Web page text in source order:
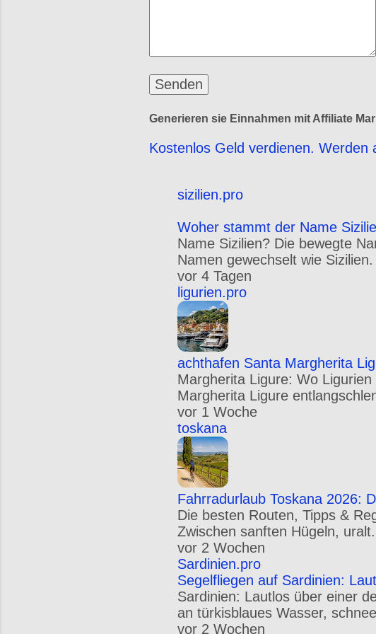
Generieren sie Einnahmen mit Affiliate
Kostenlos Geld verdienen. Werden
sizilien.pro
Woher stammt der Name
Name Sizilien? Die bewegte
Namen gewechselt wie
vor 4 Tagen
ligurien.pro
achthafen Santa Margherita
Margherita Ligure: Wo
Margherita Ligure
vor 1 Woche
toskana
Fahrradurlaub Toskana 2026:
Die besten Routen, Tipps &
Zwischen sanften Hügeln,
vor 2 Wochen
Sardinien.pro
Segelfliegen auf Sardinien:
Sardinien: Lautlos über einer
an türkisblaues Wasser,
vor 2 Wochen